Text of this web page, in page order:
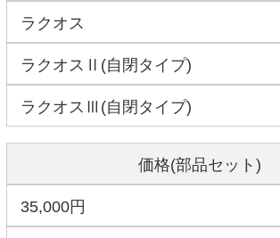
ラクオス
ラクオスⅡ(自閉タイプ)
ラクオスⅢ(自閉タイプ)
価格(部品セット)
35,000円